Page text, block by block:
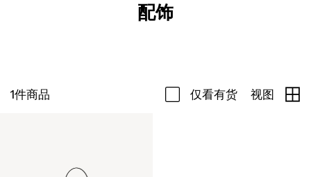
配饰
1件商品 仅看有货 视图